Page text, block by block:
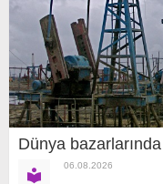
Dünya
06.08.2026